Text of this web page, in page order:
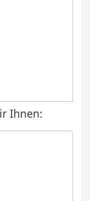
Ihnen: